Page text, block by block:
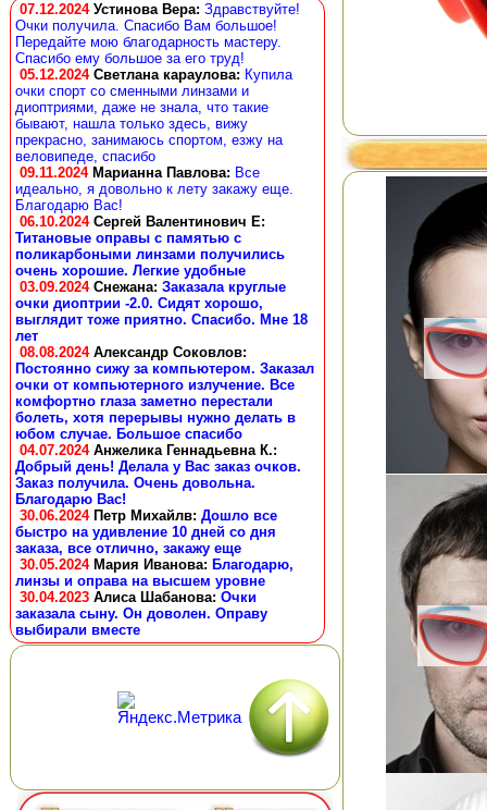
07.12.2024 Устинова Вера: Здравствуйте!
Очки получила. Спасибо Вам большое!
Передайте мою благодарность мастеру.
Спасибо ему большое за его труд!
05.12.2024 Светлана караулова: Купила
очки спорт со сменными линзами и
диоптриями, даже не знала, что такие
бывают, нашла только здесь, вижу
прекрасно, занимаюсь спортом, езжу на
веловипеде, спасибо
09.11.2024 Марианна Павлова: Все
идеально, я довольно к лету закажу еще.
Благодарю Вас!
06.10.2024 Сергей Валентинович Е:
Титановые оправы с памятью с
поликарбоными линзами получились
очень хорошие. Легкие удобные
03.09.2024 Снежана: Заказала круглые
очки диоптрии -2.0. Сидят хорошо,
выглядит тоже приятно. Спасибо. Мне 18
лет
08.08.2024 Александр Соковлов:
Постоянно сижу за компьютером. Заказал
очки от компьютерного излучение. Все
комфортно глаза заметно перестали
болеть, хотя перерывы нужно делать в
юбом случае. Большое спасибо
04.07.2024 Анжелика Геннадьевна К.:
Добрый день! Делала у Вас заказ очков.
Заказ получила. Очень довольна.
Благодарю Вас!
30.06.2024 Петр Михайлв: Дошло все
быстро на удивление 10 дней со дня
заказа, все отлично, закажу еще
30.05.2024 Мария Иванова: Благодарю,
линзы и оправа на высшем уровне
30.04.2023 Алиса Шабанова: Очки
заказала сыну. Он доволен. Оправу
выбирали вместе